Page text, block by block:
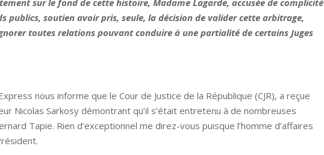
publics, soutien avoir pris, seule, la décision de valider cette arbitrage,
toutes relations pouvant conduire à une partialité de certains Juges
nous informe que le Cour de Justice de la République (CJR), a reçue
Nicolas Sarkosy démontrant qu’il s’était entretenu à de nombreuses
Tapie. Rien d’exceptionnel me direz-vous puisque l’homme d’affaires